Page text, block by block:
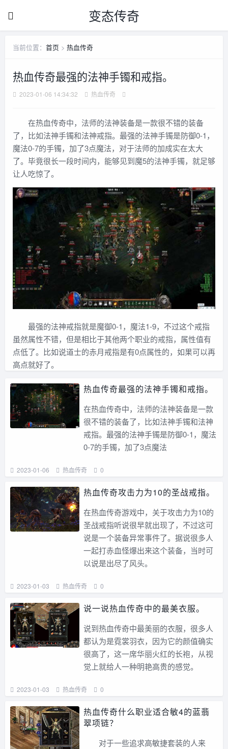
变态传奇
当前位置： 首页 > 热血传奇
热血传奇最强的法神手镯和戒指。
2023-01-06 14:34:32 热血传奇
在热血传奇中，法师的法神装备是一款很不错的装备
了，比如法神手镯和法神戒指。最强的法神手镯是防御0-1，
魔法0-7的手镯，加了3点魔法，对于法师的加成实在太大
了。毕竟很长一段时间内，能够见到魔5的法神手镯，就足够
让人吃惊了。
最强的法神戒指就是魔御0-1，魔法1-9，不过这个戒指
虽然属性不错，但是相比于其他两个职业的戒指，属性值有
点低了。比如说道士的赤月戒指是有0点属性的，如果可以再
高点就好了。
热血传奇最强的法神手镯和戒指。
在热血传奇中，法师的法神装备是一款
很不错的装备了，比如法神手镯和法神
戒指。最强的法神手镯是防御0-1，魔法
0-7的手镯，加了3点魔法
2023-01-06 热血传奇 0
热血传奇攻击力为10的圣战戒指。
在热血传奇游戏中，关于攻击力为10的
圣战戒指听说很早就出现了，不过这可
说是一个装备异常事件了。据说很多人
一起打赤血怪爆出来这个装备，当时可
以说是出尽了风头。
2023-01-03 热血传奇 0
说一说热血传奇中的最美衣服。
说到热血传奇中最美丽的衣服，很多人
都认为是霓裳羽衣，因为它的颜值确实
很高了，这一席华丽火红的长袍，从视
觉上就给人一种明艳高贵的感觉。
2023-01-03 热血传奇 0
热血传奇什么职业适合敏4的蓝翡
翠项链？
对于一些追求高敏捷套装的人来